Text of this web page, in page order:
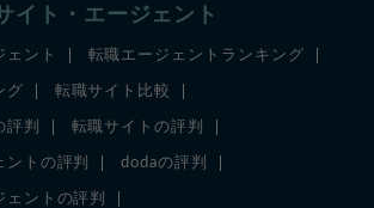
イト・エージェント
ェント 転職エージェントランキング
グ 転職サイト比較
評判 転職サイトの評判
ントの評判 dodaの評判
ントの評判